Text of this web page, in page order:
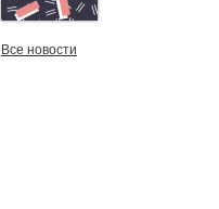
Все новости